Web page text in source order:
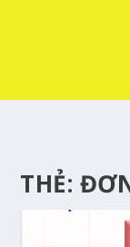
THẺ: